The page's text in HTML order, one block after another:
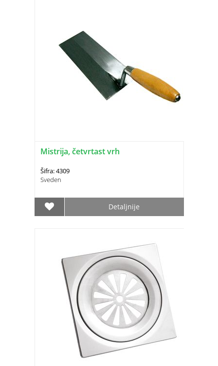
Mistrija, četvrtast vrh
Šifra: 4309
Sveden
Detaljnije